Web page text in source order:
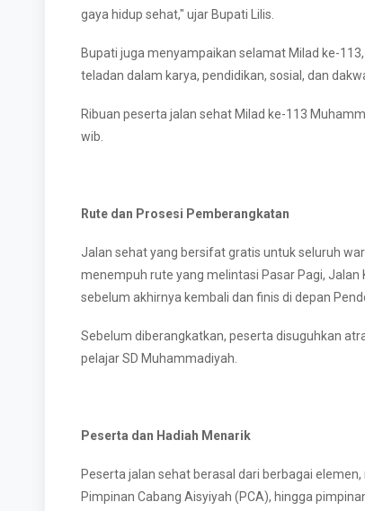
gaya hidup sehat," ujar Bupati Lilis.
Bupati juga menyampaikan selamat Milad ke-
teladan dalam karya, pendidikan, sosial, dan
Ribuan peserta jalan sehat Milad ke-113
wib.
Rute dan Prosesi Pemberangkatan
Jalan sehat yang bersifat gratis untuk seluruh
menempuh rute yang melintasi Pasar Pagi,
sebelum akhirnya kembali dan finis di depan
Sebelum diberangkatkan, peserta disuguhkan
pelajar SD Muhammadiyah.
Peserta dan Hadiah Menarik
Peserta jalan sehat berasal dari berbagai
Pimpinan Cabang Aisyiyah (PCA), hingga